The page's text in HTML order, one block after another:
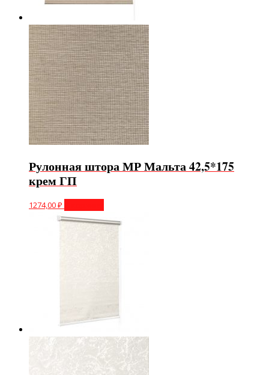
Рулонная штора МР Мальта 42,5*175
крем ГП
1274,00₽